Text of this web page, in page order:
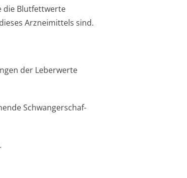
die Blutfettwerte
Arzneimittels sind.
der Leberwerte
Schwangerschaf­